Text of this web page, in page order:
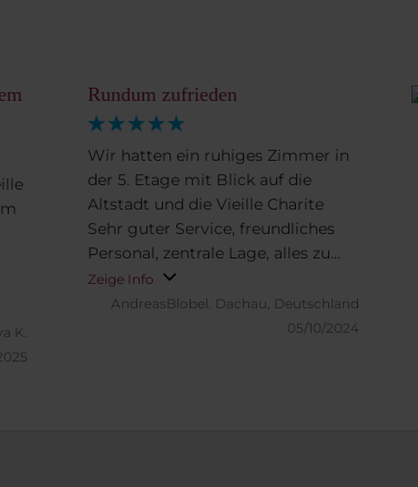
K.
Rundum zufrieden
Wir hatten ein ruhiges Zimmer in
der 5. Etage mit Blick auf die
Altstadt und die Vieille Charite
Sehr guter Service, freundliches
Personal, zentrale Lage, alles zu
Fuß erreichbar.
Zeige Info
AndreasBlobel.
Dachau, Deutschland
05/10/2024